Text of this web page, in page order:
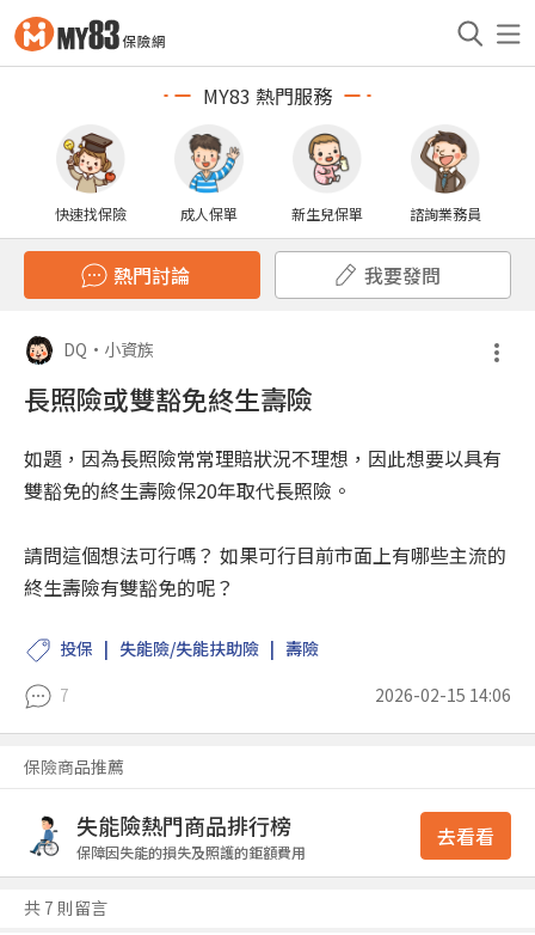
MY83 熱門服務
快速找保險 成人保單 新生兒保單 諮詢業務員
熱門討論 我要發問
DQ • 小資族
長照險或雙豁免終生壽險
如題，因為長照險常常理賠狀況不理想，因此想要以具有
雙豁免的終生壽險保20年取代長照險。
請問這個想法可行嗎？ 如果可行目前市面上有哪些主流的
終生壽險有雙豁免的呢？
投保 失能險/失能扶助險
壽險
7
2026-02-15 14:06
保險商品推薦
失能險熱門商品排行榜
保障因失能的損失及照護的鉅額費用
去看看
共 7 則留言